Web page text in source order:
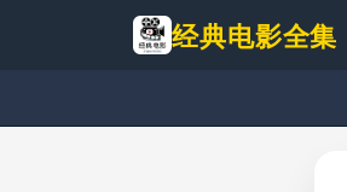
内
经典电影全集